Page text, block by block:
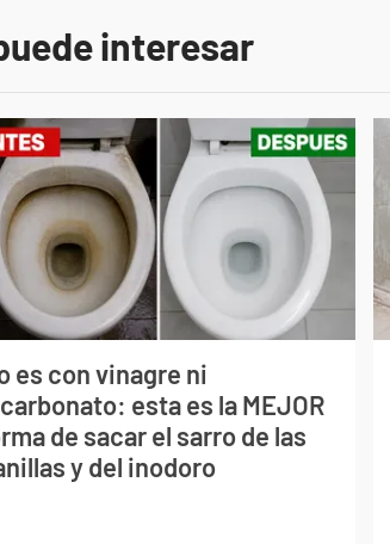
interesar
es con vinagre ni
esta es la MEJOR
de sacar el sarro de las
y del inodoro